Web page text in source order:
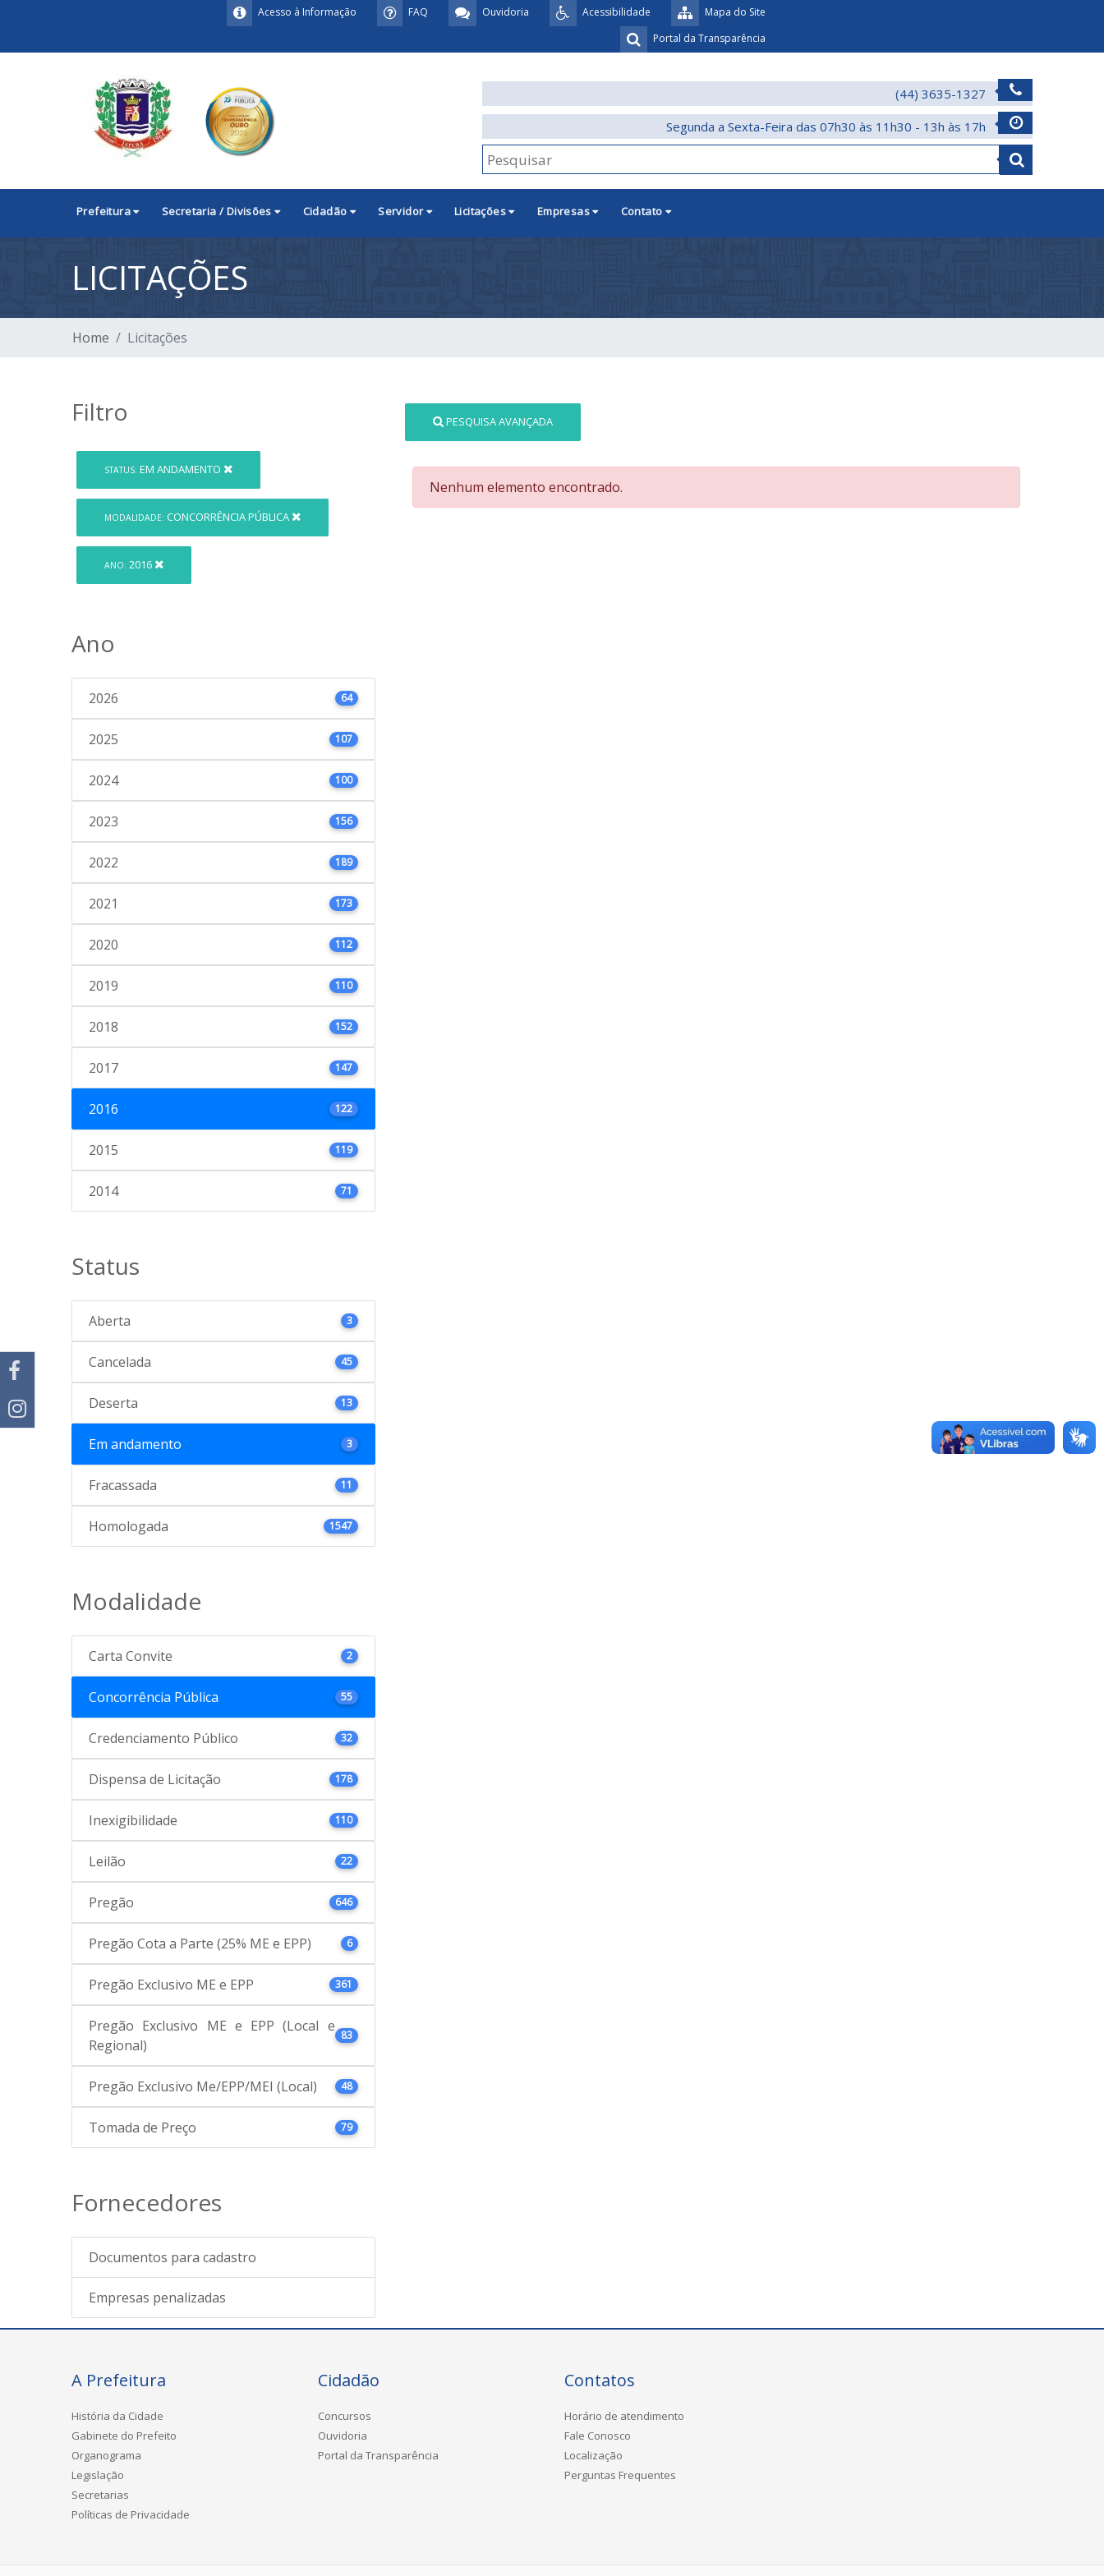
Mapa do Site
Acessibilidade
Ouvidoria
FAQ
Acesso à Informação
Portal da Transparência
(44) 3635-1327
Segunda a Sexta-Feira das 07h30 às 11h30 - 13h às 17h
Prefeitura Secretaria / Divisões Cidadão Servidor Licitações Empresas Contato
LICITAÇÕES
Home Licitações
Filtro
STATUS: EM ANDAMENTO
MODALIDADE: CONCORRÊNCIA PÚBLICA
ANO: 2016
Ano
2026 64
2025 107
2024 100
2023 156
2022 189
2021 173
2020 112
2019 110
2018 152
2017 147
2016 122
2015 119
2014 71
Status
Aberta 3
Cancelada 45
Deserta 13
Em andamento 3
Fracassada 11
Homologada 1547
Modalidade
Carta Convite 2
Concorrência Pública 55
Credenciamento Público 32
Dispensa de Licitação 178
Inexigibilidade 110
Leilão 22
Pregão 646
Pregão Cota a Parte (25% ME e EPP) 6
Pregão Exclusivo ME e EPP 361
Pregão Exclusivo ME e EPP (Local e
Regional)
83
Pregão Exclusivo Me/EPP/MEI (Local) 48
Tomada de Preço 79
Fornecedores
Documentos para cadastro
Empresas penalizadas
PESQUISA AVANÇADA
Nenhum elemento encontrado.
A Prefeitura
História da Cidade
Gabinete do Prefeito
Organograma
Legislação
Secretarias
Políticas de Privacidade
Cidadão
Concursos
Ouvidoria
Portal da Transparência
Contatos
Horário de atendimento
Fale Conosco
Localização
Perguntas Frequentes